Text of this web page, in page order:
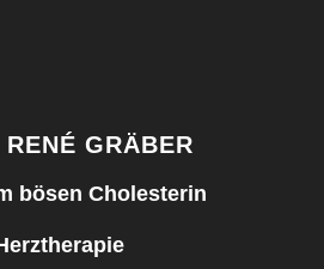
GRÄBER
bösen Cholesterin